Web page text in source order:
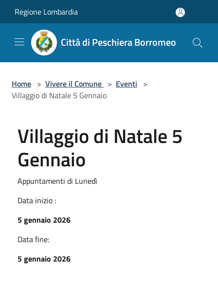
Regione Lombardia
Città di Peschiera Borromeo
Home > Vivere il Comune > Eventi >
Villaggio di Natale 5 Gennaio
Villaggio di Natale 5
Gennaio
Appuntamenti di Lunedì
Data inizio :
5 gennaio 2026
Data fine:
5 gennaio 2026